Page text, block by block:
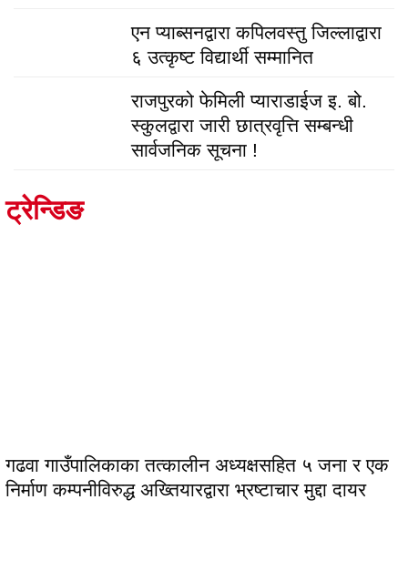
एन प्याब्सनद्वारा कपिलवस्तु जिल्लाद्वारा
६ उत्कृष्ट विद्यार्थी सम्मानित
राजपुरको फेमिली प्याराडाईज इ. बो.
स्कुलद्वारा जारी छात्रवृत्ति सम्बन्धी
सार्वजनिक सूचना !
ट्रेन्डिङ
गढवा गाउँपालिकाका तत्कालीन अध्यक्षसहित ५ जना र एक
निर्माण कम्पनीविरुद्ध अख्तियारद्वारा भ्रष्टाचार मुद्दा दायर